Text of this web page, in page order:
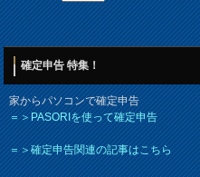
確定申告 特集！
家からパソコンで確定申告
＝＞PASORIを使って確定申告
＝＞確定申告関連の記事はこちら